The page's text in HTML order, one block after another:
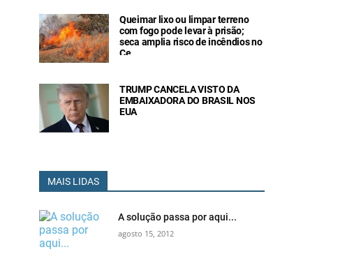
Queimar lixo ou limpar terreno
com fogo pode levar à prisão;
seca amplia risco de incêndios no
Ce
TRUMP CANCELA VISTO DA
EMBAIXADORA DO BRASIL NOS
EUA
MAIS LIDAS
A solução passa por aqui...
agosto 15, 2012